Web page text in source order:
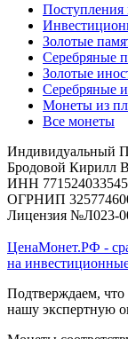
Поступления
Золотые
Серебряные
Золотые
Серебряные
Монеты из
Все монеты
Индивидуальный
Бродовой Кирилл
ИНН 771524033545
ОГРНИП
Лицензия №Л023-
ЦенаМонет.РФ -
на
Подтверждаем,
нашу экспертную